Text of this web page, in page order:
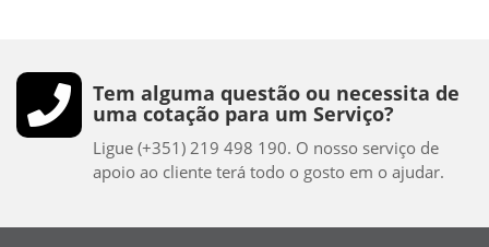
Tem alguma questão ou necessita de
uma cotação para um Serviço?
Ligue (+351) 219 498 190. O nosso serviço de
apoio ao cliente terá todo o gosto em o ajudar.